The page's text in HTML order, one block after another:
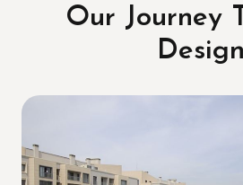
Our Journey
Design